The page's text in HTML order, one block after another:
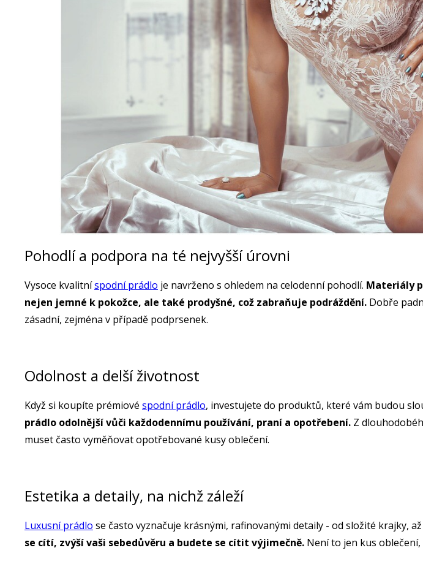
Pohodlí a podpora na té nejvyšší úrovni
Vysoce kvalitníspodní prádlo je navrženo s ohledem na celodenní pohodlí. Materiály
nejen jemné k pokožce, ale také prodyšné, což zabraňuje podráždění. Dobře
zásadní, zejména v případě podprsenek.
Odolnost a delší životnost
Když si koupíte prémiové spodní prádlo, investujete do produktů, které vám budou
prádlo odolnější vůči každodennímu používání, praní a opotřebení. Z
muset často vyměňovat opotřebované kusy oblečení.
Estetika a detaily, na nichž záleží
Luxusní prádlo se často vyznačuje krásnými, rafinovanými detaily - od složité krajky,
se cítí, zvýší vaši sebedůvěru a budete se cítit výjimečně. Není to jen kus